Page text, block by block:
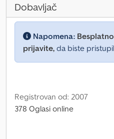
Dobavljač
Napomena:
prijavite, da biste
Registrovan od: 2007
378 Oglasi online